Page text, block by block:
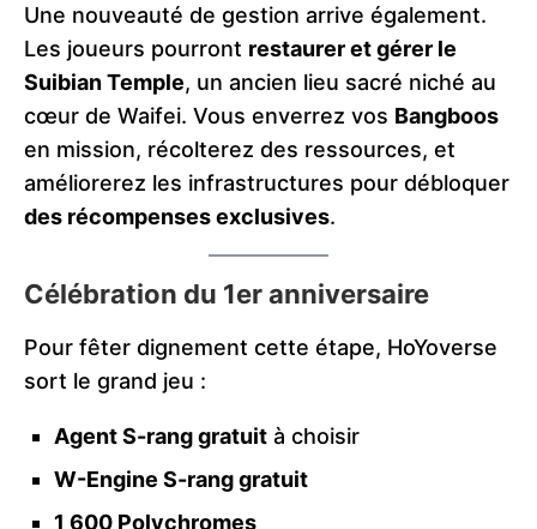
Une nouveauté de gestion arrive également.
Les joueurs pourront restaurer et gérer le
Suibian Temple, un ancien lieu sacré niché au
cœur de Waifei. Vous enverrez vos Bangboos
en mission, récolterez des ressources, et
améliorerez les infrastructures pour débloquer
des récompenses exclusives.
Célébration du 1er anniversaire
Pour fêter dignement cette étape, HoYoverse
sort le grand jeu :
Agent S-rang gratuit à choisir
W-Engine S-rang gratuit
1 600 Polychromes